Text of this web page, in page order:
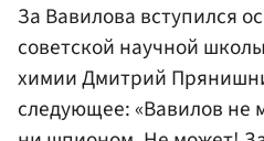
За Вавилова вступился
советской научной
химии Дмитрий
следующее: «Вавилов не